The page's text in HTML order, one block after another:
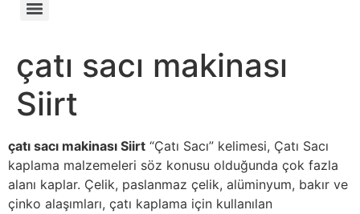
çatı sacı makinası
Siirt
çatı sacı makinası Siirt “Çatı Sacı” kelimesi, Çatı Sacı
kaplama malzemeleri söz konusu olduğunda çok fazla
alanı kaplar. Çelik, paslanmaz çelik, alüminyum, bakır ve
çinko alaşımları, çatı kaplama için kullanılan